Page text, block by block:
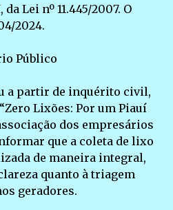
Lei nº 11.445/2007. O
2024.
Público
a partir de inquérito civil,
Lixões: Por um Piauí
dos empresários
que a coleta de lixo
de maneira integral,
quanto à triagem
geradores.